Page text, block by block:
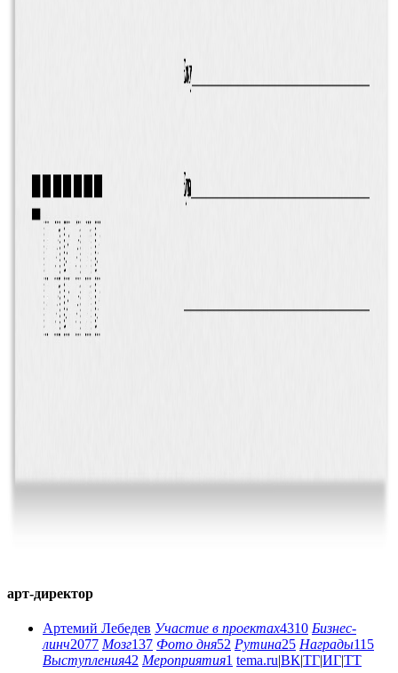
арт-директор
Артемий Лебедев Участие в проектах4310 Бизнес-
линч2077 Мозг137 Фото дня52 Рутина25 Награды115
Выступления42 Мероприятия1 tema.ru|ВК|ТГ|ИГ|ТТ